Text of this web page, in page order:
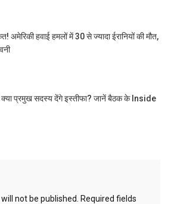
अमेरिकी हवाई हमलों में 30 से ज्यादा ईरानियों की मौत,
क्या प्रमुख सदस्य देंगे इस्तीफा? जानें बैठक के Inside
not be published.
Required fields